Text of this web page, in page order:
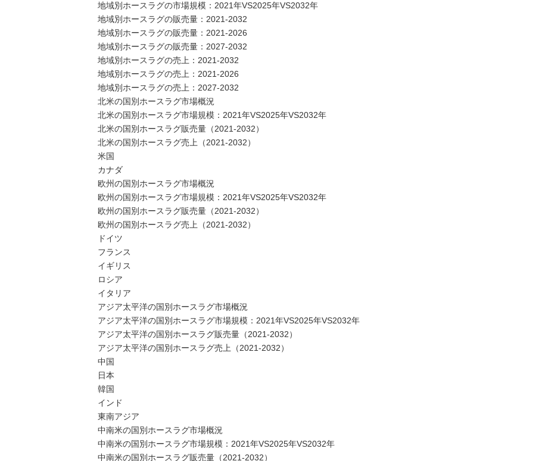
地域別ホースラグの市場規模：2021年VS2025年VS2032年
地域別ホースラグの販売量：2021-2032
地域別ホースラグの販売量：2021-2026
地域別ホースラグの販売量：2027-2032
地域別ホースラグの売上：2021-2032
地域別ホースラグの売上：2021-2026
地域別ホースラグの売上：2027-2032
北米の国別ホースラグ市場概況
北米の国別ホースラグ市場規模：2021年VS2025年VS2032年
北米の国別ホースラグ販売量（2021-2032）
北米の国別ホースラグ売上（2021-2032）
米国
カナダ
欧州の国別ホースラグ市場概況
欧州の国別ホースラグ市場規模：2021年VS2025年VS2032年
欧州の国別ホースラグ販売量（2021-2032）
欧州の国別ホースラグ売上（2021-2032）
ドイツ
フランス
イギリス
ロシア
イタリア
アジア太平洋の国別ホースラグ市場概況
アジア太平洋の国別ホースラグ市場規模：2021年VS2025年VS2032年
アジア太平洋の国別ホースラグ販売量（2021-2032）
アジア太平洋の国別ホースラグ売上（2021-2032）
中国
日本
韓国
インド
東南アジア
中南米の国別ホースラグ市場概況
中南米の国別ホースラグ市場規模：2021年VS2025年VS2032年
中南米の国別ホースラグ販売量（2021-2032）